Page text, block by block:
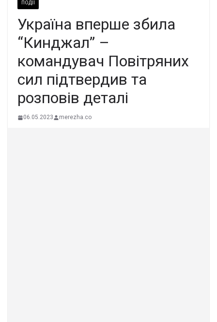
ПОДІЇ
Україна вперше збила
“Кинджал” –
командувач Повітряних
сил підтвердив та
розповів деталі
06.05.2023 merezha.co